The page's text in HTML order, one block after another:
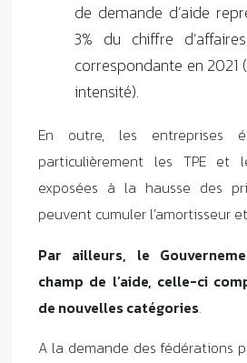
de demande d’aide
3% du chiffre
correspondante en 2021
intensité).
En outre, les entreprises
particulièrement les TPE et
exposées à la hausse des
peuvent cumuler l’amortisseur
Par ailleurs, le
champ de l’aide, celle-ci
de nouvelles catégories.
A la demande des fédérations